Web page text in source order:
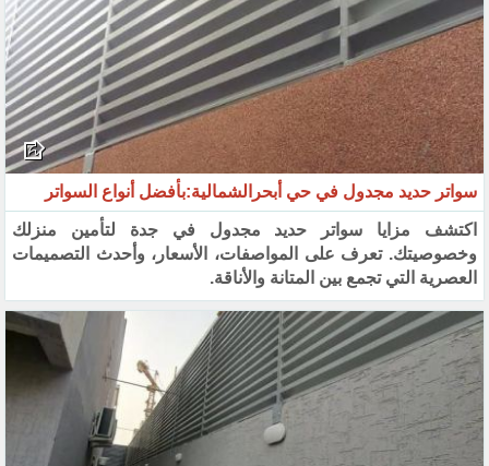
سواتر حديد مجدول في حي أبحرالشمالية:بأفضل أنواع السواتر
اكتشف مزايا سواتر حديد مجدول في جدة لتأمين منزلك
وخصوصيتك. تعرف على المواصفات، الأسعار، وأحدث التصميمات
العصرية التي تجمع بين المتانة والأناقة.